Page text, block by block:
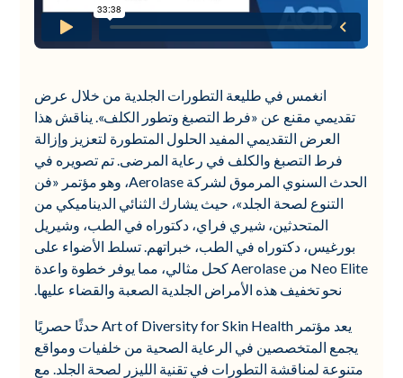
انغمس في طليعة التطورات الجلدية من خلال عرض
تقديمي مقنع عن «فرط التصبغ وتطور الكلف». يناقش هذا
العرض التقديمي المفيد الحلول المتطورة لتعزيز وإزالة
فرط التصبغ والكلف في رعاية المرضى. تم تصويره في
الحدث السنوي المرموق لشركة Aerolase، وهو مؤتمر «فن
التنوع لصحة الجلد»، حيث يشارك الثنائي الديناميكي من
المتحدثين، شيري فراي، دكتوراه في الطب، وشيريل
بورغيس، دكتوراه في الطب، خبراتهم. تسلط الأضواء على
Neo Elite من Aerolase كحل مثالي، مما يوفر خطوة واعدة
نحو تخفيف هذه الأمراض الجلدية الصعبة والقضاء عليها.
يعد مؤتمر Art of Diversity for Skin Health حدثًا حصريًا
يجمع المتخصصين في الرعاية الصحية من خلفيات ومواقع
متنوعة لمناقشة التطورات في تقنية الليزر لصحة الجلد. مع